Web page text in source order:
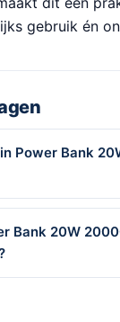
gebruik én
Power Bank
Bank 20W